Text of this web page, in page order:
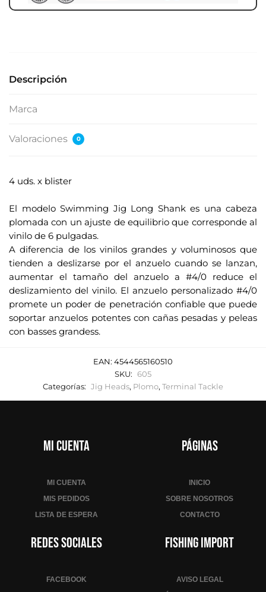
Descripción
Marca
Valoraciones 0
4 uds. x blister
El modelo Swimming Jig Long Shank es una cabeza
plomada con un ajuste de equilibrio que corresponde al
vinilo de 6 pulgadas.
A diferencia de los vinilos grandes y voluminosos que
tienden a deslizarse por el anzuelo cuando se lanzan,
aumentar el tamaño del anzuelo a #4/0 reduce el
deslizamiento del vinilo. El anzuelo personalizado #4/0
promete un poder de penetración confiable que puede
soportar anzuelos potentes con cañas pesadas y peleas
con basses grandess.
EAN: 4544565160510
SKU: 605
Categorías: Jig Heads, Plomo, Terminal Tackle
Mi cuenta
MI CUENTA
MIS PEDIDOS
LISTA DE ESPERA
Páginas
INICIO
SOBRE NOSOTROS
CONTACTO
Redes sociales
FACEBOOK
Fishing Import
AVISO LEGAL